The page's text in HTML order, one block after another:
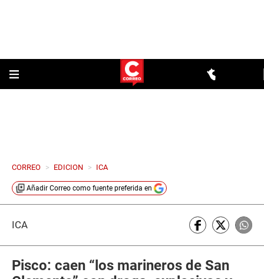
CORREO > EDICION > ICA
Añadir Correo como fuente preferida en
ICA
Pisco: caen “los marineros de San